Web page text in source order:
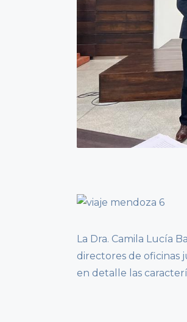
La Dra. Camila Lucía
directores de oficinas
en detalle las